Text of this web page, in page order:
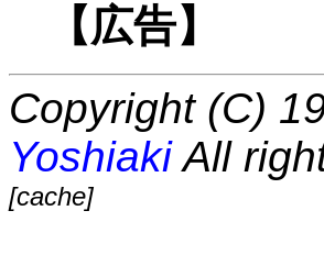
【広告】
Copyright (C)
YoshiakiAll
[cache]